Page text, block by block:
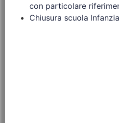
con particolare
Chiusura scuola